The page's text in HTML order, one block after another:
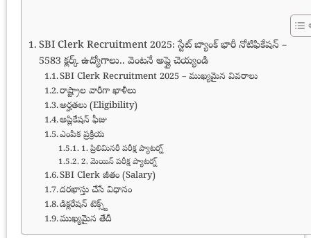
SBI Clerk Recruitment 2025: స్టేట్ బ్యాంక్ భారీ నోటిఫికేషన్ –
5583 క్లర్క్ ఉద్యోగాలు.. వెంటనే అప్లై చెయ్యండి
SBI Clerk Recruitment 2025 – ముఖ్యమైన వివరాలు
రాష్ట్రాల వారీగా ఖాళీలు
అర్హతలు (Eligibility)
అప్లికేషన్ ఫీజు
ఎంపిక ప్రక్రియ
1. ప్రిలిమినరీ పరీక్ష ప్యాటర్న్
2. మెయిన్ పరీక్ష ప్యాటర్న్
SBI Clerk జీతం (Salary)
దరఖాస్తు చేసే విధానం
డిక్లరేషన్ టెక్స్ట్
ముఖ్యమైన తేదీ